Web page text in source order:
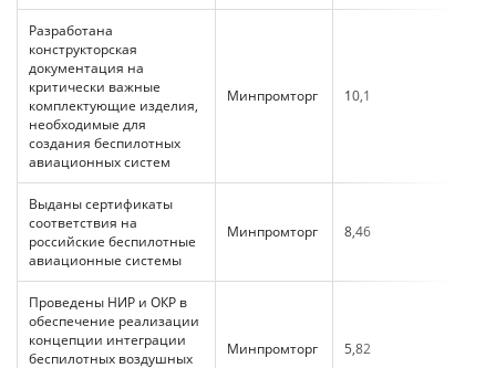
Разработана
конструкторская
документация на
критически важные
комплектующие изделия,
необходимые для
создания беспилотных
авиационных систем
Минпромторг 10,1
Выданы сертификаты
соответствия на
российские беспилотные
авиационные системы
Минпромторг 8,46
Проведены НИР и ОКР в
обеспечение реализации
концепции интеграции
беспилотных воздушных
Минпромторг 5,82